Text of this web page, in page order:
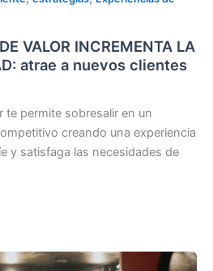
VALOR INCREMENTA LA
atrae a nuevos clientes
te permite sobresalir en un
creando una experiencia
y satisfaga las necesidades de